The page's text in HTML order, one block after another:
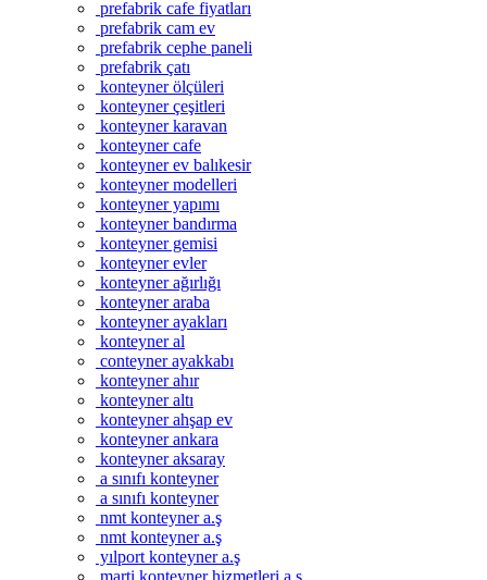
prefabrik cafe fiyatları
prefabrik cam ev
prefabrik cephe paneli
prefabrik çatı
konteyner ölçüleri
konteyner çeşitleri
konteyner karavan
konteyner cafe
konteyner ev balıkesir
konteyner modelleri
konteyner yapımı
konteyner bandırma
konteyner gemisi
konteyner evler
konteyner ağırlığı
konteyner araba
konteyner ayakları
konteyner al
conteyner ayakkabı
konteyner ahır
konteyner altı
konteyner ahşap ev
konteyner ankara
konteyner aksaray
a sınıfı konteyner
a sınıfı konteyner
nmt konteyner a.ş
nmt konteyner a.ş
yılport konteyner a.ş
marti konteyner hizmetleri a.ş